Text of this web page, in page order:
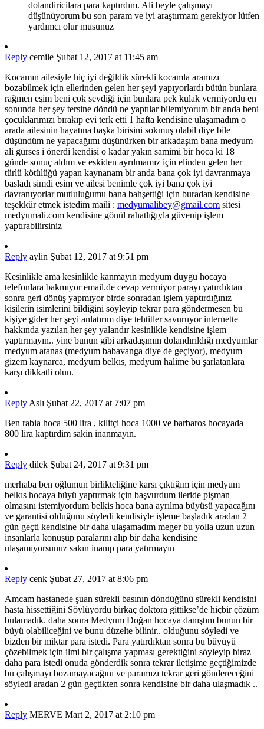
dolandiricilara para kaptırdım. Ali beyle çalışmayı
düşünüyorum bu son param ve iyi araştırmam gerekiyor lütfen
yardımcı olur musunuz
Reply cemile Şubat 12, 2017 at 11:45 am
Kocamın ailesiyle hiç iyi değildik sürekli kocamla aramızı
bozabilmek için ellerinden gelen her şeyi yapıyorlardı bütün bunlara
rağmen eşim beni çok sevdiği için bunlara pek kulak vermiyordu en
sonunda her şey tersine döndü ne yaptılar bilemiyorum bir anda beni
çocuklarımızı bırakıp evi terk etti 1 hafta kendisine ulaşamadım o
arada ailesinin hayatına başka birisini sokmuş olabil diye bile
düşündüm ne yapacağımı düşünürken bir arkadaşım bana medyum
ali gürses i önerdi kendisi o kadar yakın samimi bir hoca ki 18
günde sonuç aldım ve eskiden ayrılmamız için elinden gelen her
türlü kötülüğü yapan kaynanam bir anda bana çok iyi davranmaya
basladı simdi esim ve ailesi benimle çok iyi bana çok iyi
davranıyorlar mutluluğumu bana bahşettiği için buradan kendisine
teşekkür etmek istedim maili : medyumalibey@gmail.com sitesi
medyumali.com kendisine gönül rahatlığıyla güvenip işlem
yaptırabilirsiniz
Reply aylin Şubat 12, 2017 at 9:51 pm
Kesinlikle ama kesinlikle kanmayın medyum duygu hocaya
telefonlara bakmıyor email.de cevap vermiyor parayı yatırdıktan
sonra geri dönüş yapmıyor birde sonradan işlem yaptırdığınız
kişilerin isimlerini bildiğini söyleyip tekrar para göndermesen bu
kişiye gider her şeyi anlatırım diye tehtitler savuruyor internette
hakkında yazılan her şey yalandır kesinlikle kendisine işlem
yaptırmayın.. yine bunun gibi arkadaşımın dolandırıldığı medyumlar
medyum atanas (medyum babavanga diye de geçiyor), medyum
gizem kaynarca, medyum belkıs, medyum halime bu şarlatanlara
karşı dikkatli olun.
Reply Aslı Şubat 22, 2017 at 7:07 pm
Ben rabia hoca 500 lira , kilitçi hoca 1000 ve barbaros hocayada
800 lira kaptırdim sakin inanmayın.
Reply dilek Şubat 24, 2017 at 9:31 pm
merhaba ben oğlumun birlikteliğine karsı çıktığım için medyum
belkıs hocaya büyü yaptırmak için başvurdum ileride pişman
olmasını istemiyordum belkis hoca bana ayrılma büyüsü yapacağını
ve garantisi olduğunu söyledi kendisiyle işleme başladık aradan 2
gün geçti kendisine bir daha ulaşamadım meger bu yolla uzun uzun
insanlarla konuşup paralarını alıp bir daha kendisine
ulaşamıyorsunuz sakın inanıp para yatırmayın
Reply cenk Şubat 27, 2017 at 8:06 pm
Amcam hastanede şuan sürekli basının döndüğünü sürekli kendisini
hasta hissettiğini Söylüyordu birkaç doktora gittikse’de hiçbir çözüm
bulamadık. daha sonra Medyum Doğan hocaya danıştım bunun bir
büyü olabiliceğini ve bunu düzelte bilinir.. olduğunu söyledi ve
bizden bir miktar para istedi. Para yatırdıktan sonra bu büyüyü
çözebilmek için ilmi bir çalışma yapması gerektiğini söyleyip biraz
daha para istedi onuda gönderdik sonra tekrar iletişime geçtiğimizde
bu çalışmayı bozamayacağını ve paramızı tekrar geri göndereceğini
söyledi aradan 2 gün geçtikten sonra kendisine bir daha ulaşmadık ..
Reply MERVE Mart 2, 2017 at 2:10 pm